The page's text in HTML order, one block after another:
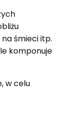
śmieci itp.
komponuje
w celu